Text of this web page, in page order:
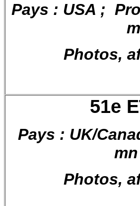
Pays : USA ;
Photos,
51e
Pays : UK/
Photos,